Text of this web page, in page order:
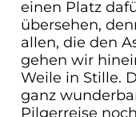
einen Platz
übersehen,
allen, die den
gehen wir
Weile in Stille.
ganz
Pilgerreise